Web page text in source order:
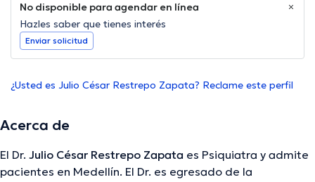
No disponible para agendar en línea
Hazles saber que tienes interés
Enviar solicitud
¿Usted es Julio César Restrepo Zapata? Reclame este perfil
Acerca de
El Dr. Julio César Restrepo Zapata es Psiquiatra y admite
pacientes en Medellín. El Dr. es egresado de la